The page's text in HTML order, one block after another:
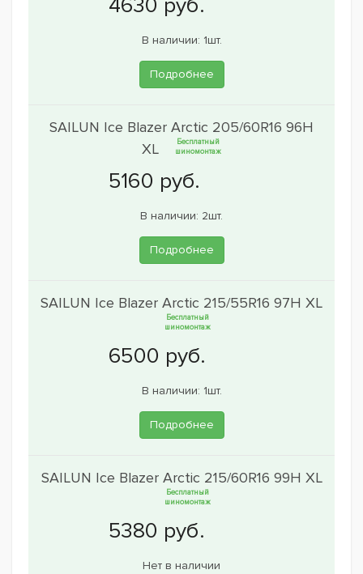
В наличии: 1шт.
Подробнее
SAILUN Ice Blazer Arctic 205/60R16 96H
XL
Бесплатный
шиномонтаж
В наличии: 2шт.
Подробнее
SAILUN Ice Blazer Arctic 215/55R16 97H XL
Бесплатный
шиномонтаж
В наличии: 1шт.
Подробнее
SAILUN Ice Blazer Arctic 215/60R16 99H XL
Бесплатный
шиномонтаж
Нет в наличии